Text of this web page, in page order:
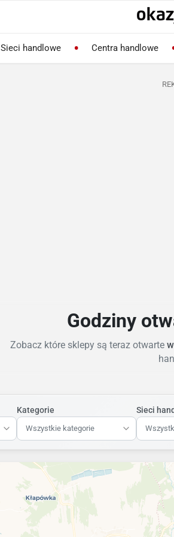
Sieci handlowe Centra handlowe
Godziny
Zobacz które sklepy są teraz otwarte
Kategorie
Wszystkie kategorie
Sieci